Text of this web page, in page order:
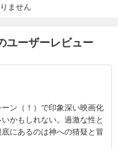
ません
ーザーレビュー
ン（！）で印象深い映画化
かもしれない。過激な性と
にあるのは神への猜疑と冒